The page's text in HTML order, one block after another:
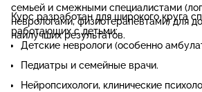
семьей и смежными специалистами
неврологами, физиотерапевтами) для
наилучших результатов.
Курс разработан для широкого круга
работающих с детьми:
Детские неврологи (особенно
Педиатры и семейные врачи.
Нейропсихологи, клинические